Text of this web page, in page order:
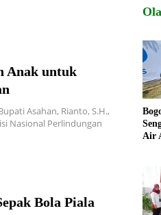
Anak untuk
Asahan, Rianto, S.H.,
Nasional Perlindungan
Bola Piala
Air